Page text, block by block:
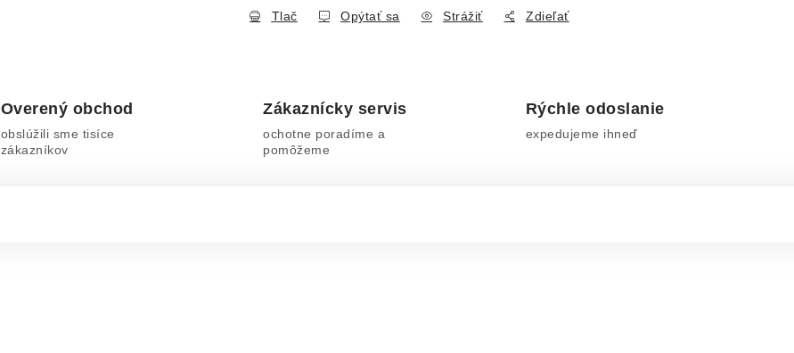
Tlač Opýtať sa Strážiť Zdieľať
Overený obchod
obslúžili sme tisíce
zákazníkov
Zákaznícky servis
ochotne poradíme a
pomôžeme
Rýchle odoslanie
expedujeme ihneď